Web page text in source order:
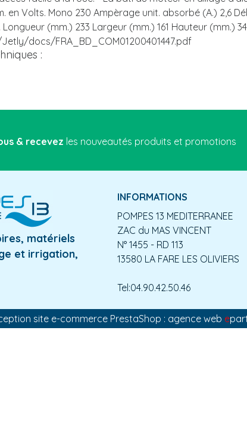
en Volts. Mono 230 Ampèrage unit. absorbé (A.) 2,6
(mm.) 233 Largeur (mm.) 161 Hauteur (mm.)
docs/FRA_BD_COM01200401447.pdf
:
& recevez les nouveautés produits et promotions
matériels
et irrigation,
INFORMATIONS
POMPES 13 MEDITERRANEE
ZAC du MAS VINCENT
N° 1455 - RD 113
13580 LA FARE LES OLIVIERS
Tel:04.90.42.50.46
site e-commerce PrestaShop : agence web e